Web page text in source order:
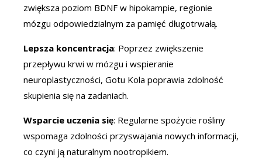
zwiększa poziom BDNF w hipokampie, regionie
mózgu odpowiedzialnym za pamięć długotrwałą.
Lepsza koncentracja: Poprzez zwiększenie
przepływu krwi w mózgu i wspieranie
neuroplastyczności, Gotu Kola poprawia zdolność
skupienia się na zadaniach.
Wsparcie uczenia się: Regularne spożycie rośliny
wspomaga zdolności przyswajania nowych informacji,
co czyni ją naturalnym nootropikiem.